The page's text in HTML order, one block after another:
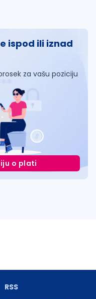
ispod ili iznad
za vašu poziciju
o plati
RSS